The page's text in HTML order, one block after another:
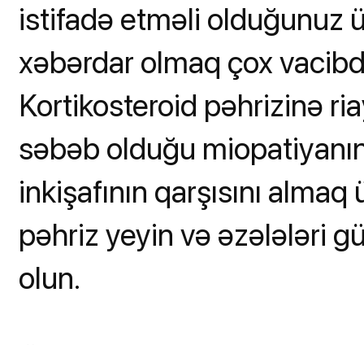
istifadə etməli olduğunuz
xəbərdar olmaq çox
Kortikosteroid pəhrizinə
səbəb olduğu
inkişafının qarşısını
pəhriz yeyin və əzələləri
olun.